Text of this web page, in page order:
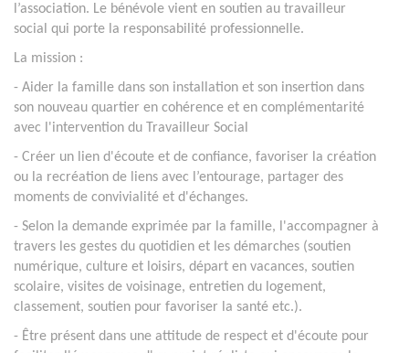
l’association. Le bénévole vient en soutien au travailleur
social qui porte la responsabilité professionnelle.
La mission :
- Aider la famille dans son installation et son insertion dans
son nouveau quartier en cohérence et en complémentarité
avec l'intervention du Travailleur Social
- Créer un lien d'écoute et de confiance, favoriser la création
ou la recréation de liens avec l’entourage, partager des
moments de convivialité et d'échanges.
- Selon la demande exprimée par la famille, l'accompagner à
travers les gestes du quotidien et les démarches (soutien
numérique, culture et loisirs, départ en vacances, soutien
scolaire, visites de voisinage, entretien du logement,
classement, soutien pour favoriser la santé etc.).
- Être présent dans une attitude de respect et d'écoute pour